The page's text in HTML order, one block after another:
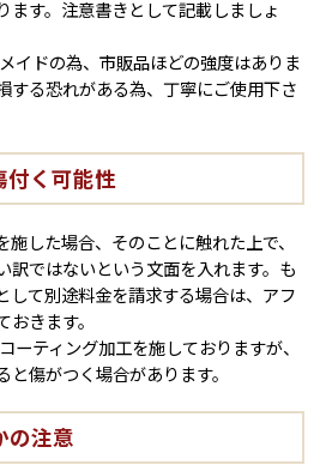
ます。注意書きとして記載しましょ
イドの為、市販品ほどの強度はありま
する恐れがある為、丁寧にご使用下さ
付く可能性
した場合、そのことに触れた上で、
訳ではないという文面を入れます。も
して別途料金を請求する場合は、アフ
きます。
ーティング加工を施しておりますが、
傷がつく場合があります。
の注意